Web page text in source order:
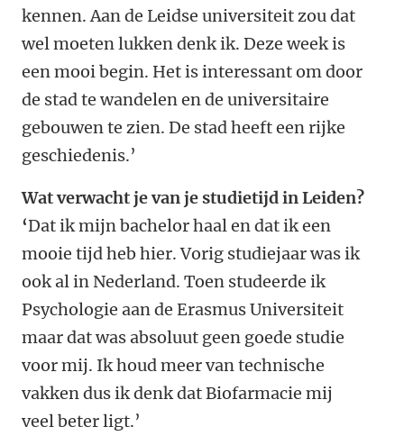
kennen. Aan de Leidse universiteit zou dat
wel moeten lukken denk ik. Deze week is
een mooi begin. Het is interessant om door
de stad te wandelen en de universitaire
gebouwen te zien. De stad heeft een rijke
geschiedenis.’
Wat verwacht je van je studietijd in Leiden?
‘Dat ik mijn bachelor haal en dat ik een
mooie tijd heb hier. Vorig studiejaar was ik
ook al in Nederland. Toen studeerde ik
Psychologie aan de Erasmus Universiteit
maar dat was absoluut geen goede studie
voor mij. Ik houd meer van technische
vakken dus ik denk dat Biofarmacie mij
veel beter ligt.’